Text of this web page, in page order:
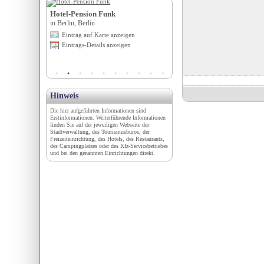
Hotel-Pension Funk
in Berlin, Berlin
Eintrag auf Karte anzeigen
Eintrags-Details anzeigen
Hinweis
Die hier aufgeführten Informationen sind
Erstinformationen. Weiterführende Informationen
finden Sie auf der jeweiligen Webseite der
Stadtverwaltung, des Tourismusbüros, der
Freizeiteinrichtung, des Hotels, des Restaurants,
des Campingplatzes oder des Kfz-Servicebetriebes
und bei den genannten Einrichtungen direkt.